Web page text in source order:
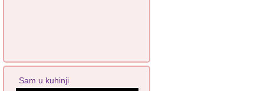
Sam u kuhinji